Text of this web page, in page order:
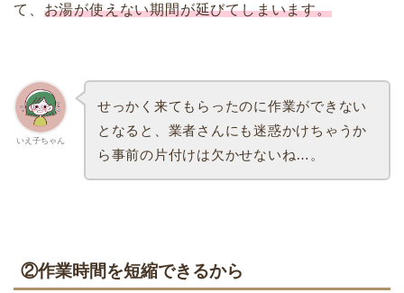
て、 お湯が使えない期間が延びてしまいます。
いえ子ちゃん
せっかく来てもらったのに作業ができない
となると、業者さんにも迷惑かけちゃうか
ら事前の片付けは欠かせないね…。
②作業時間を短縮できるから